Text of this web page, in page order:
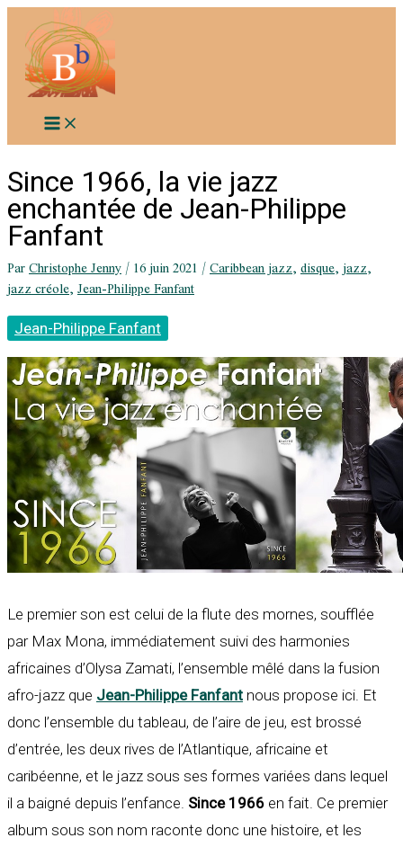
contenu
Since 1966, la vie jazz
enchantée de Jean-Philippe
Fanfant
ParChristophe Jenny/16 juin 2021/Caribbean jazz,disque,jazz,
jazz créole,Jean-Philippe Fanfant
Jean-Philippe Fanfant
Le premier son est celui de la flute des mornes, soufflée
par Max Mona, immédiatement suivi des harmonies
africaines d’Olysa Zamati, l’ensemble mêlé dans la fusion
afro-jazz que Jean-Philippe Fanfant nous propose ici. Et
donc l’ensemble du tableau, de l’aire de jeu, est brossé
d’entrée, les deux rives de l’Atlantique, africaine et
caribéenne, et le jazz sous ses formes variées dans lequel
il a baigné depuis l’enfance. Since 1966 en fait. Ce premier
album sous son nom raconte donc une histoire, et les